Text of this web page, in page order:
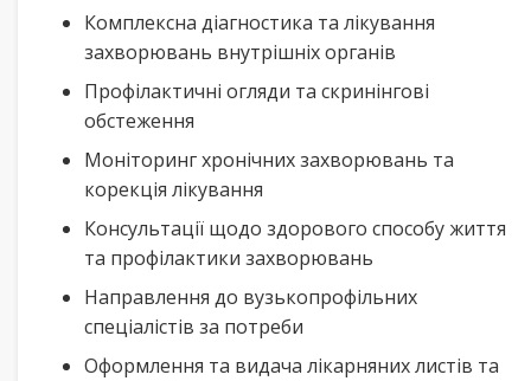
Комплексна діагностика та лікування
захворювань внутрішніх органів
Профілактичні огляди та скринінгові
обстеження
Моніторинг хронічних захворювань та
корекція лікування
Консультації щодо здорового способу життя
та профілактики захворювань
Направлення до вузькопрофільних
спеціалістів за потреби
Оформлення та видача лікарняних листів та